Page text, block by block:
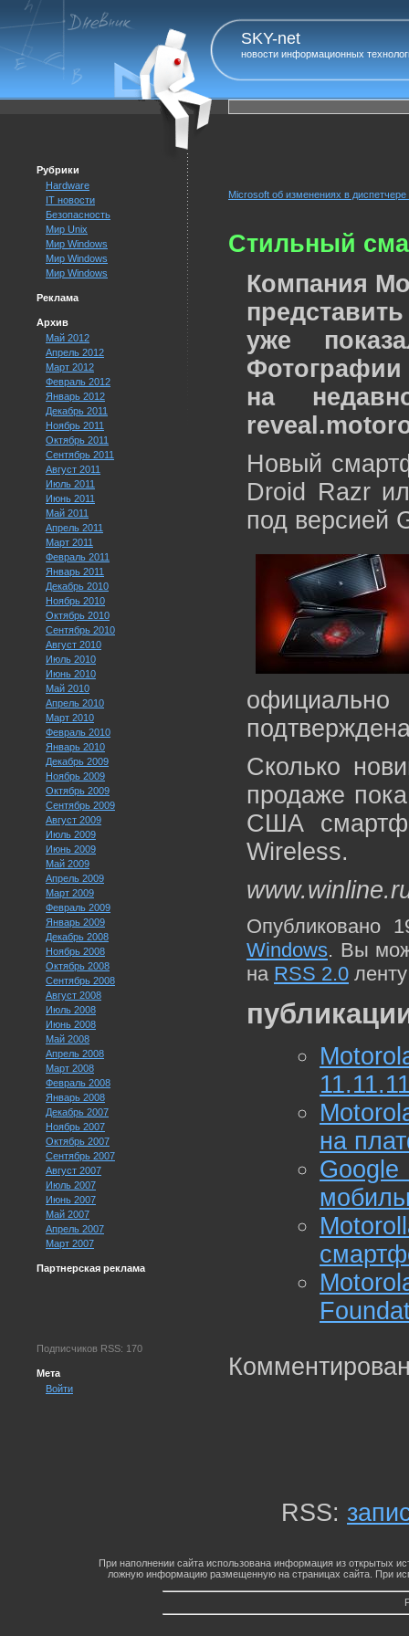
SKY-net
новости информационных
Рубрики
Hardware
IT новости
Безопасность
Мир Unix
Мир Windows
Мир Windows
Мир Windows
Реклама
Архив
Май 2012
Апрель 2012
Март 2012
Февраль 2012
Январь 2012
Декабрь 2011
Ноябрь 2011
Октябрь 2011
Сентябрь 2011
Август 2011
Июль 2011
Июнь 2011
Май 2011
Апрель 2011
Март 2011
Февраль 2011
Январь 2011
Декабрь 2010
Ноябрь 2010
Октябрь 2010
Сентябрь 2010
Август 2010
Июль 2010
Июнь 2010
Май 2010
Апрель 2010
Март 2010
Февраль 2010
Январь 2010
Декабрь 2009
Ноябрь 2009
Октябрь 2009
Сентябрь 2009
Август 2009
Июль 2009
Июнь 2009
Май 2009
Апрель 2009
Март 2009
Февраль 2009
Январь 2009
Декабрь 2008
Ноябрь 2008
Октябрь 2008
Сентябрь 2008
Август 2008
Июль 2008
Июнь 2008
Май 2008
Апрель 2008
Март 2008
Февраль 2008
Январь 2008
Декабрь 2007
Ноябрь 2007
Октябрь 2007
Сентябрь 2007
Август 2007
Июль 2007
Июнь 2007
Май 2007
Апрель 2007
Март 2007
Партнерская реклама
Подписчиков RSS: 170
Мета
Войти
Microsoft об изменениях в
Стильный
Компания
уже
на
Новый
Droid Razr
под версией
Сколько
продаже
США
Wireless.
Опубликовано
Windows. Вы
на RSS 2.0
на
RSS:
При наполнении сайта использована информация из открытых
ложную информацию размещенную на страницах сайта. При